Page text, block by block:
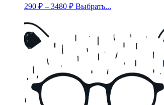
290 ₽ – 3480 ₽ Выбрать...